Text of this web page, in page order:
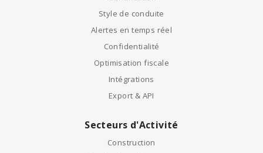
Style de conduite
Alertes en temps réel
Confidentialité
Optimisation fiscale
Intégrations
Export & API
Secteurs d'Activité
Construction